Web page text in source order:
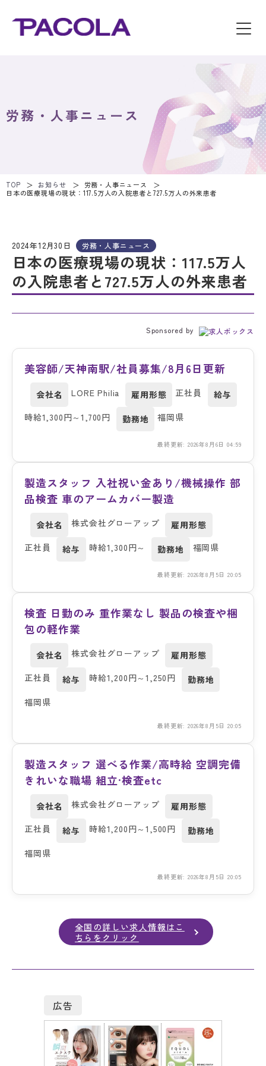
労務・人事ニュース
TOP お知らせ
労務・人事ニュース
日本の医療現場の現状：117.5万人の入院患者と727.5万人の外来患者
2024年12月30日 労務・人事ニュース
日本の医療現場の現状：117.5万人
の入院患者と727.5万人の外来患者
Sponsored by
美容師/天神南駅/社員募集/8月6日更新
会社名 LORE Philia 雇用形態 正社員
給与
時給1,300円～1,700円
勤務地 福岡県
最終更新: 2026年8月6日 04:59
製造スタッフ 入社祝い金あり/機械操作 部
品検査 車のアームカバー製造
会社名 株式会社グローアップ
雇用形態
正社員
給与 時給1,300円～ 勤務地 福岡県
最終更新: 2026年8月5日 20:05
検査 日勤のみ 重作業なし 製品の検査や梱
包の軽作業
会社名 株式会社グローアップ
雇用形態
正社員
給与 時給1,200円～1,250円
勤務地
福岡県
最終更新: 2026年8月5日 20:05
製造スタッフ 選べる作業/高時給 空調完備
きれいな職場 組立·検査etc
会社名 株式会社グローアップ
雇用形態
正社員
給与 時給1,200円～1,500円
勤務地
福岡県
最終更新: 2026年8月5日 20:05
全国の詳しい求人情報はこ
ちらをクリック
広告